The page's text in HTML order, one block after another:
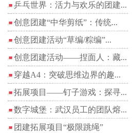
乒乓世界：活力与欢乐的团建...
创意团建“中华剪纸”：传统...
创意团建活动“草编/粽编”...
创意团建活动——捏面人：藏...
穿越A4：突破思维边界的趣...
拓展项目——钉子游戏：探寻...
数字城堡：武汉员工的团队熔...
团建拓展项目“极限跳绳”